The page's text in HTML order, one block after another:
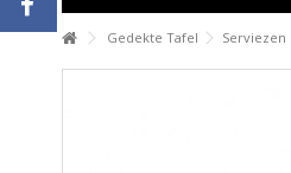
Gedekte Tafel Serviezen